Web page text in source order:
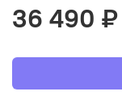
36 490 ₽